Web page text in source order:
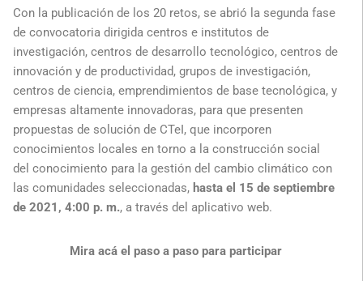
Con la publicación de los 20 retos, se abrió la segunda fase
de convocatoria dirigida centros e institutos de
investigación, centros de desarrollo tecnológico, centros de
innovación y de productividad, grupos de investigación,
centros de ciencia, emprendimientos de base tecnológica, y
empresas altamente innovadoras, para que presenten
propuestas de solución de CTeI, que incorporen
conocimientos locales en torno a la construcción social
del conocimiento para la gestión del cambio climático con
las comunidades seleccionadas, hasta el 15 de septiembre
de 2021, 4:00 p. m., a través del aplicativo web.
Mira acá el paso a paso para participar